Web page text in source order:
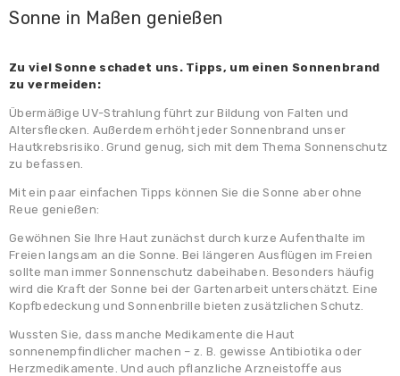
Sonne in Maßen genießen
Zu viel Sonne schadet uns. Tipps, um einen Sonnenbrand
zu vermeiden:
Übermäßige UV-Strahlung führt zur Bildung von Falten und
Altersflecken. Außerdem erhöht jeder Sonnenbrand unser
Hautkrebsrisiko. Grund genug, sich mit dem Thema Sonnenschutz
zu befassen.
Mit ein paar einfachen Tipps können Sie die Sonne aber ohne
Reue genießen:
Gewöhnen Sie Ihre Haut zunächst durch kurze Aufenthalte im
Freien langsam an die Sonne. Bei längeren Ausflügen im Freien
sollte man immer Sonnenschutz dabeihaben. Besonders häufig
wird die Kraft der Sonne bei der Gartenarbeit unterschätzt. Eine
Kopfbedeckung und Sonnenbrille bieten zusätzlichen Schutz.
Wussten Sie, dass manche Medikamente die Haut
sonnenempfindlicher machen – z. B. gewisse Antibiotika oder
Herzmedikamente. Und auch pflanzliche Arzneistoffe aus